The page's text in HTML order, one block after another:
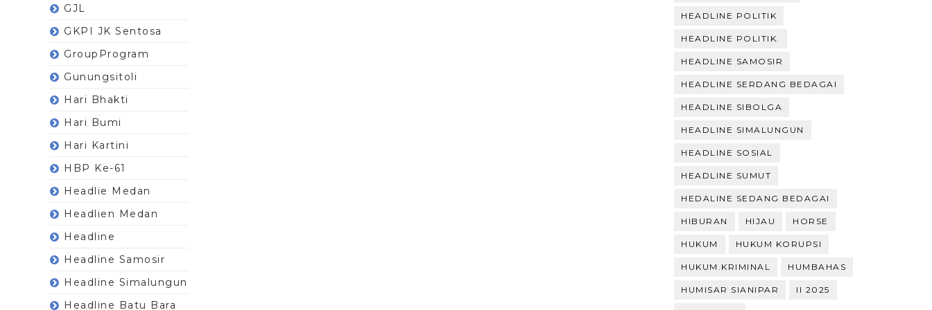
GJL
GKPI JK Sentosa
GroupProgram
Gunungsitoli
Hari Bhakti
Hari Bumi
Hari Kartini
HBP Ke-61
Headlie Medan
Headlien Medan
Headline
Headline Samosir
Headline Simalungun
Headline Batu Bara
HEADLINE POLITIK
HEADLINE POLITIK.
HEADLINE SAMOSIR
HEADLINE SERDANG BEDAGAI
HEADLINE SIBOLGA
HEADLINE SIMALUNGUN
HEADLINE SOSIAL
HEADLINE SUMUT
HEDALINE SEDANG BEDAGAI
HIBURAN HIJAU HORSE
HUKUM HUKUM KORUPSI
HUKUM.KRIMINAL HUMBAHAS
HUMISAR SIANIPAR II 2025